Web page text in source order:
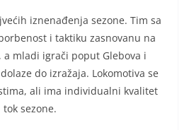
iznenađenja sezone. Tim sa
i taktiku zasnovanu na
mladi igrači poput Glebova i
do izražaja. Lokomotiva se
ali ima individualni kvalitet
sezone.